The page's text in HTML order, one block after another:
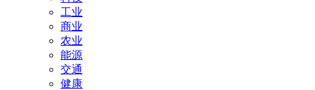
工业
商业
农业
能源
交通
健康